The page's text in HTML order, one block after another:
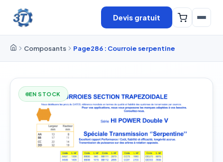
Devis gratuit
Composants Page286 : Courroie serpentine
EN STOCK